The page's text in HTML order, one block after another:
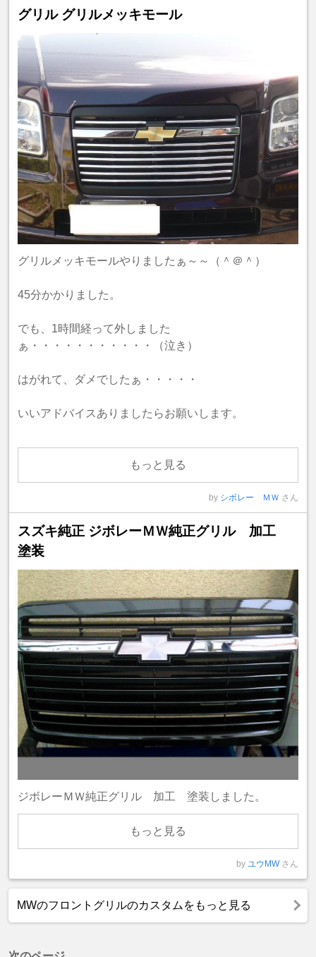
グリル グリルメッキモール
グリルメッキモールやりましたぁ～～（＾＠＾）
45分かかりました。
でも、1時間経って外しました
ぁ・・・・・・・・・・・（泣き）
はがれて、ダメでしたぁ・・・・・
いいアドバイスありましたらお願いします。
もっと見る
by シボレー ＭＷ さん
スズキ純正 ジボレーＭＷ純正グリル 加工
塗装
ジボレーＭＷ純正グリル 加工 塗装しました。
もっと見る
by ユウMW さん
MWのフロントグリルのカスタムをもっと見る